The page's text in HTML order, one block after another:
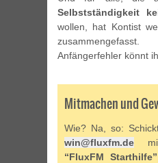
Selbstständigkeit
wollen, hat Kontist
Anfängerfehler könnt
Mitmachen und
Wie? Na, so:
win@fluxfm.de
“FluxFM Starthilfe”